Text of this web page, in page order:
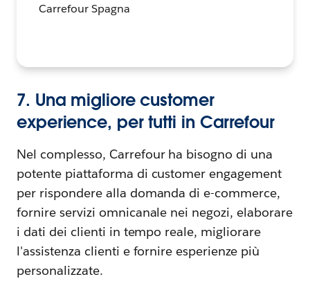
Carrefour Spagna
7. Una migliore customer
experience, per tutti in Carrefour
Nel complesso, Carrefour ha bisogno di una
potente piattaforma di customer engagement
per rispondere alla domanda di e-commerce,
fornire servizi omnicanale nei negozi, elaborare
i dati dei clienti in tempo reale, migliorare
l'assistenza clienti e fornire esperienze più
personalizzate.